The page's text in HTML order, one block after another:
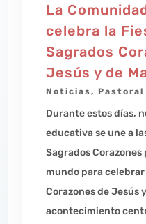
La
celebra la
Sagrados
Jesús y de
Noticias, Pastoral
Durante estos días,
educativa se une a
Sagrados
mundo para celebrar
Corazones de Jesús
acontecimiento